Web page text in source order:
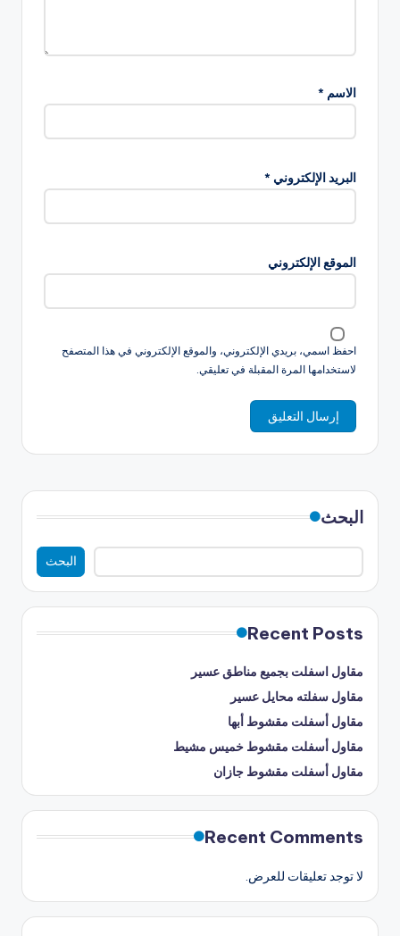
الاسم *
البريد الإلكتروني *
الموقع الإلكتروني
احفظ اسمي، بريدي الإلكتروني، والموقع الإلكتروني في هذا المتصفح
لاستخدامها المرة المقبلة في تعليقي.
البحث
البحث
Recent Posts
مقاول اسفلت بجميع مناطق عسير
مقاول سفلته محايل عسير
مقاول أسفلت مقشوط أبها
مقاول أسفلت مقشوط خميس مشيط
مقاول أسفلت مقشوط جازان
Recent Comments
لا توجد تعليقات للعرض.